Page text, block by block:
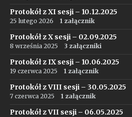
Protokół z XI sesji – 10.12.2025
25 lutego 2026 1 załącznik
Protokół z X sesji – 02.09.2025
8 września 2025 3 załączniki
Protokół z IX sesji – 10.06.2025
19 czerwca 2025 1 załącznik
Protokół z VIII sesji – 30.05.2025
7 czerwca 2025 1 załącznik
Protokół z VII sesji – 06.05.2025